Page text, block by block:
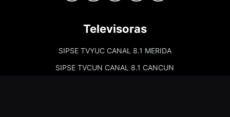
Televisoras
SIPSE TVYUC CANAL 8.1 MERIDA
SIPSE TVCUN CANAL 8.1 CANCUN